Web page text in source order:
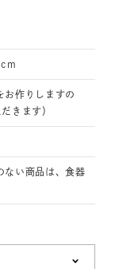
お作りしますの
きます）
ない商品は、食器